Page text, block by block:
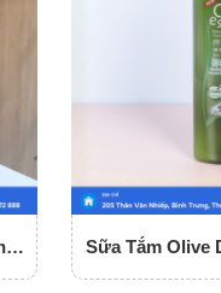
Sữa Tắm Olive